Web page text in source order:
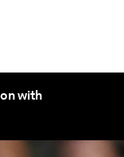
with